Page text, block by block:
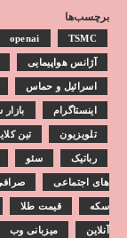
برچسب‌ها
openai TSMC
آژانس هواپیمایی
اسرائیل و حماس
اینستاگرام
تلویزیون تین
رباتیک سئو
های اجتماعی
سکه قیمت طلا
آنلاین میزبانی وب